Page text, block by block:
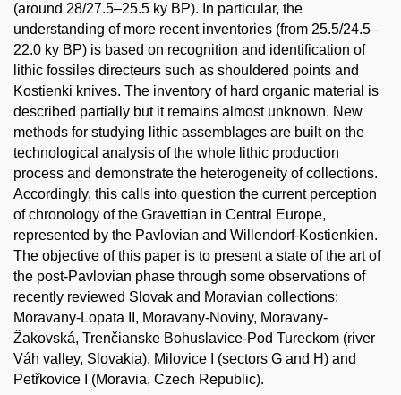
(around 28/27.5–25.5 ky BP). In particular, the
understanding of more recent inventories (from 25.5/24.5–
22.0 ky BP) is based on recognition and identification of
lithic fossiles directeurs such as shouldered points and
Kostienki knives. The inventory of hard organic material is
described partially but it remains almost unknown. New
methods for studying lithic assemblages are built on the
technological analysis of the whole lithic production
process and demonstrate the heterogeneity of collections.
Accordingly, this calls into question the current perception
of chronology of the Gravettian in Central Europe,
represented by the Pavlovian and Willendorf-Kostienkien.
The objective of this paper is to present a state of the art of
the post-Pavlovian phase through some observations of
recently reviewed Slovak and Moravian collections:
Moravany-Lopata II, Moravany-Noviny, Moravany-
Žakovská, Trenčianske Bohuslavice-Pod Tureckom (river
Váh valley, Slovakia), Milovice I (sectors G and H) and
Petřkovice I (Moravia, Czech Republic).